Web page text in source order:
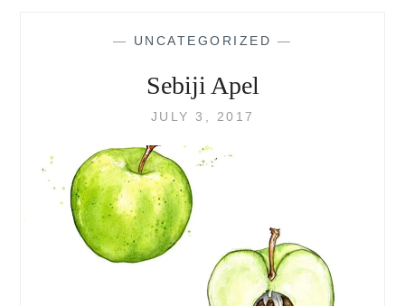
— UNCATEGORIZED —
Sebiji Apel
JULY 3, 2017